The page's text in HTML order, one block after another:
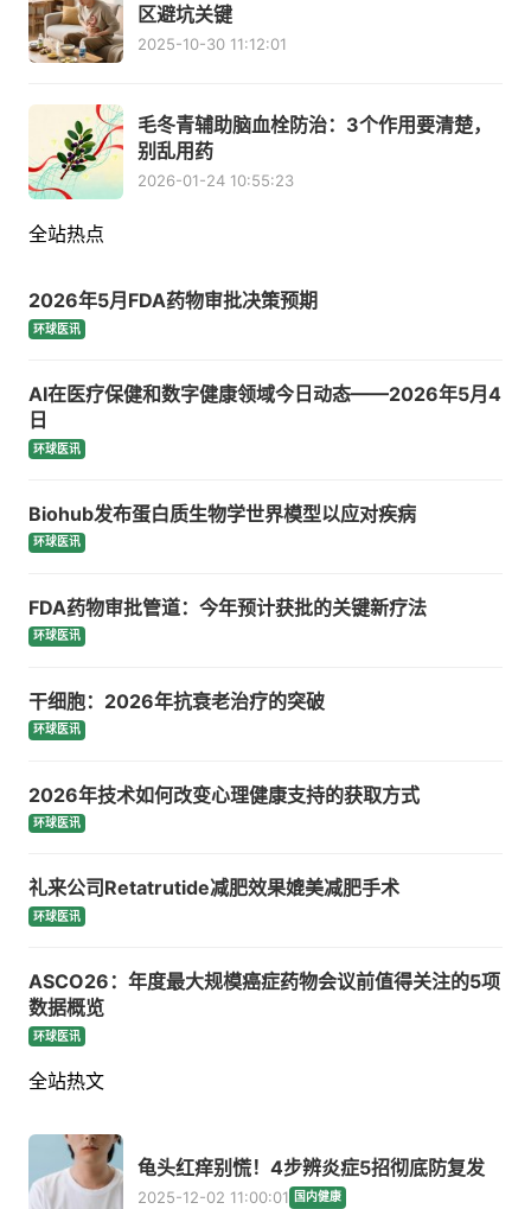
区避坑关键
2025-10-30 11:12:01
毛冬青辅助脑血栓防治：3个作用要清楚，
别乱用药
2026-01-24 10:55:23
全站热点
2026年5月FDA药物审批决策预期
环球医讯
AI在医疗保健和数字健康领域今日动态——2026年5月4
日
环球医讯
Biohub发布蛋白质生物学世界模型以应对疾病
环球医讯
FDA药物审批管道：今年预计获批的关键新疗法
环球医讯
干细胞：2026年抗衰老治疗的突破
环球医讯
2026年技术如何改变心理健康支持的获取方式
环球医讯
礼来公司Retatrutide减肥效果媲美减肥手术
环球医讯
ASCO26：年度最大规模癌症药物会议前值得关注的5项
数据概览
环球医讯
全站热文
龟头红痒别慌！4步辨炎症5招彻底防复发
2025-12-02 11:00:01 国内健康